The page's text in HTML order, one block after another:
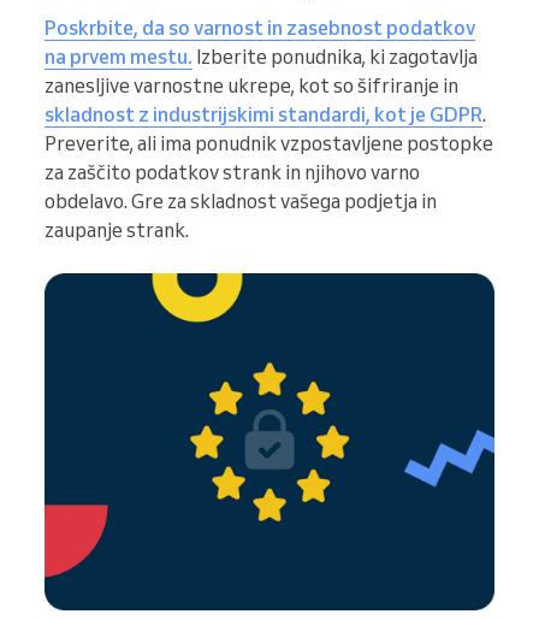
Poskrbite, da so varnost in zasebnost podatkov
na prvem mestu. Izberite ponudnika, ki zagotavlja
zanesljive varnostne ukrepe, kot so šifriranje in
skladnost z industrijskimi standardi, kot je GDPR.
Preverite, ali ima ponudnik vzpostavljene postopke
za zaščito podatkov strank in njihovo varno
obdelavo. Gre za skladnost vašega podjetja in
zaupanje strank.